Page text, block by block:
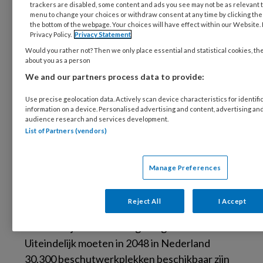
werkgevers terecht kunnen vanwege de
benodigde mate van aanpassingen en
begeleiding, zit in de Participatiewet de
(wettelijke) voorziening beschut werk.
Beschut werk kan eenvoudig inpakwerk of
werk in de catering of hoogwaardig
productiewerk, zoals printplaten maken.
beschutwerkplekken creëren voor mensen in
de Participatiewet die dat nodig hebben. Als
richtlijn stelt de Rijksoverheid een streefaantal
per gemeente en verstrekt hiervoor
Uiteindelijk moeten in 2048 in Nederland
30.300 beschutwerkplekken beschikbaar zijn
trackers are disabled, some content and ads you see may not be as relevant
menu to change your choices or withdraw consent at any time by clicking
the bottom of the webpage. Your choices will have effect within our
Privacy Policy. Privacy Statement
Would you rather not? Then we only place essential and statistical cookies,
about you as a person
We and our partners process data to provide:
Use precise geolocation data. Actively scan device characteristics for
information on a device. Personalised advertising and content, advertising
audience research and services development.
List of Partners (vendors)
Manage Preferences
Reject All I Accept